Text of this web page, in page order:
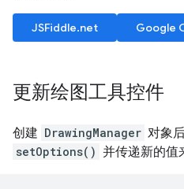
JSFiddle.net Google
更新绘图工具控件
创建 DrawingManager 对象
setOptions() 并传递新的值